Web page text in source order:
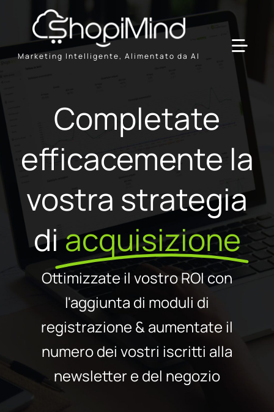
content
Marketing Intelligente, Alimentato da AI
Offerte
Completate
efficacemente la
vostra strategia
diacquisizione
Ottimizzate il vostro ROI con
l'aggiunta di moduli di
registrazione & aumentate il
numero dei vostri iscritti alla
newsletter e del negozio